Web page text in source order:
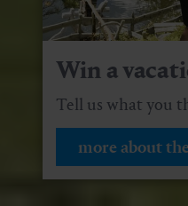
Win a
Tell us what you
more about